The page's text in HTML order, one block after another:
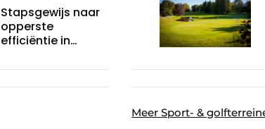
Stapsgewijs naar
opperste
efficiëntie in
Meer Sport- &